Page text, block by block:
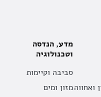
ואחווה
מדע, הנדסה
וטכנולוגיה
סביבה וקיימות
מזון ומים